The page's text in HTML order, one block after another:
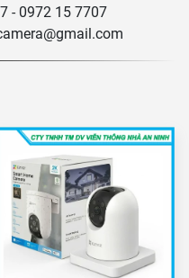
- 0972 15 7707